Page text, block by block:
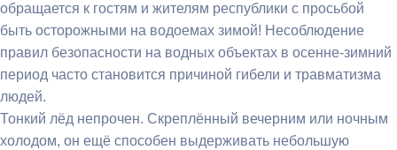
обращается к гостям и жителям республики с просьбой
быть осторожными на водоемах зимой! Несоблюдение
правил безопасности на водных объектах в осенне-зимний
период часто становится причиной гибели и травматизма
людей.
Тонкий лёд непрочен. Скреплённый вечерним или ночным
холодом, он ещё способен выдерживать небольшую